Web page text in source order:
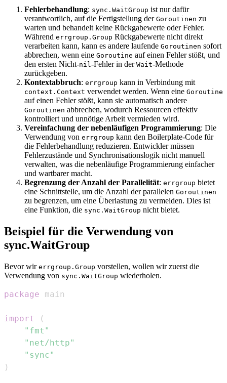
Fehlerbehandlung: sync.WaitGroup ist nur dafür
verantwortlich, auf die Fertigstellung der Goroutinen zu
warten und behandelt keine Rückgabewerte oder Fehler.
Während errgroup.Group Rückgabewerte nicht direkt
verarbeiten kann, kann es andere laufende Goroutinen sofort
abbrechen, wenn eine Goroutine auf einen Fehler stößt, und
den ersten Nicht-nil -Fehler in der Wait-Methode
zurückgeben.
Kontextabbruch: errgroup kann in Verbindung mit
context.Context verwendet werden. Wenn eine Goroutine
auf einen Fehler stößt, kann sie automatisch andere
Goroutinen abbrechen, wodurch Ressourcen effektiv
kontrolliert und unnötige Arbeit vermieden wird.
Vereinfachung der nebenläufigen Programmierung: Die
Verwendung von errgroup kann den Boilerplate-Code für
die Fehlerbehandlung reduzieren. Entwickler müssen
Fehlerzustände und Synchronisationslogik nicht manuell
verwalten, was die nebenläufige Programmierung einfacher
und wartbarer macht.
Begrenzung der Anzahl der Parallelität: errgroup bietet
eine Schnittstelle, um die Anzahl der parallelen Goroutinen
zu begrenzen, um eine Überlastung zu vermeiden. Dies ist
eine Funktion, die sync.WaitGroup nicht bietet.
Beispiel für die Verwendung von
sync.WaitGroup
Bevor wir errgroup.Group vorstellen, wollen wir zuerst die
Verwendung von sync.WaitGroup wiederholen.
package
import
(
"fmt"
"net/http"
"sync"
)